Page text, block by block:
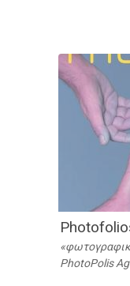
PhotoPolis